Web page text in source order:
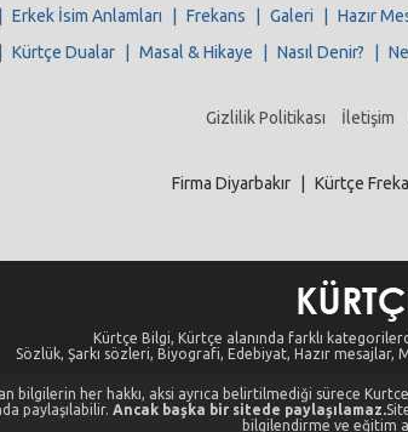
Erkek İsim Anlamları Frekans Galeri Hazır
Kürtçe Dualar Masal & Hikaye Nasıl Denir?
Gizlilik Politikası İletişim
Firma Diyarbakır Kürtçe
Kürtçe Bilgi, Kürtçe alanında farklı
Sözlük, Şarkı sözleri, Biyografi, Edebiyat, Hazır mesajlar,
bilgilerin her hakkı, aksi ayrıca belirtilmediği sürece
paylaşılabilir. Ancak başka bir sitede paylaşılamaz.
bilgilendirme ve eğitim